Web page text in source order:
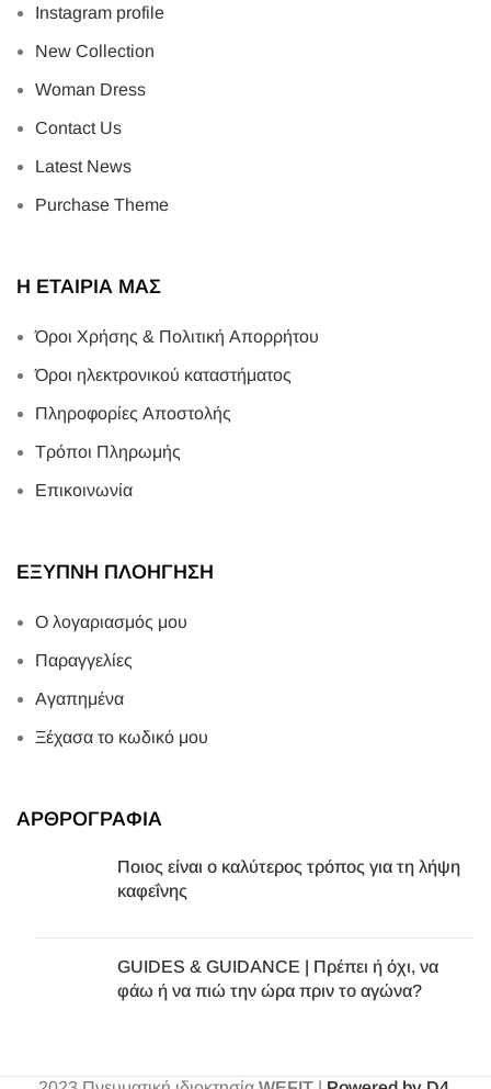
Instagram profile
New Collection
Woman Dress
Contact Us
Latest News
Purchase Theme
Η ΕΤΑΙΡΙΑ ΜΑΣ
Όροι Χρήσης & Πολιτική Απορρήτου
Όροι ηλεκτρονικού καταστήματος
Πληροφορίες Αποστολής
Τρόποι Πληρωμής
Επικοινωνία
ΕΞΥΠΝΗ ΠΛΟΗΓΗΣΗ
Ο λογαριασμός μου
Παραγγελίες
Αγαπημένα
Ξέχασα το κωδικό μου
ΑΡΘΡΟΓΡΑΦΙΑ
Ποιος είναι ο καλύτερος τρόπος για τη λήψη
καφεΐνης
GUIDES & GUIDANCE | Πρέπει ή όχι, να
φάω ή να πιώ την ώρα πριν το αγώνα?